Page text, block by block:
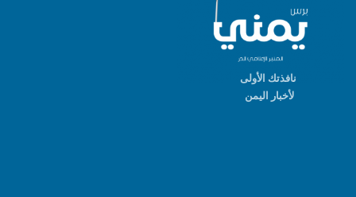
نافذتك الأولى
لأخبار اليمن